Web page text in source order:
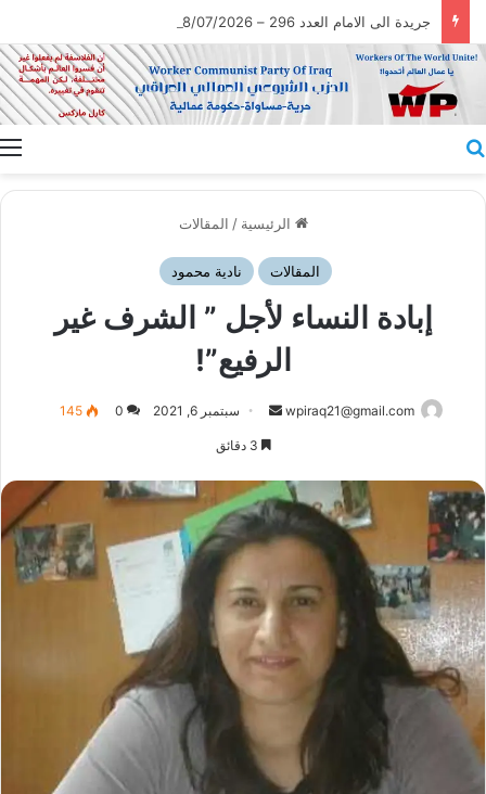
جريدة الى الامام العدد 296 – 28/07/2026
الرئيسية / المقالات
المقالات نادية محمود
إبادة النساء لأجل ” الشرف غير
الرفيع”!
wpiraq21@gmail.com
أرسل
بريدا
سبتمبر 6, 2021 0
145